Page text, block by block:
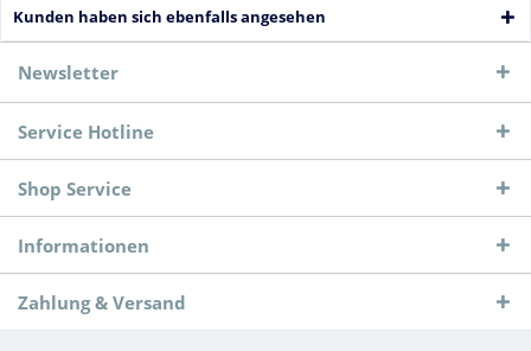
Kunden haben sich ebenfalls angesehen
Newsletter
Service Hotline
Shop Service
Informationen
Zahlung & Versand